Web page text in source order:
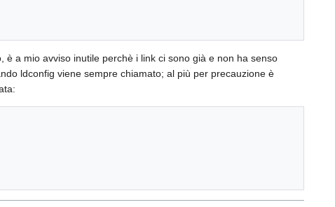
a mio avviso inutile perchè i link ci sono già e non ha senso
ldconfig viene sempre chiamato; al più per precauzione è